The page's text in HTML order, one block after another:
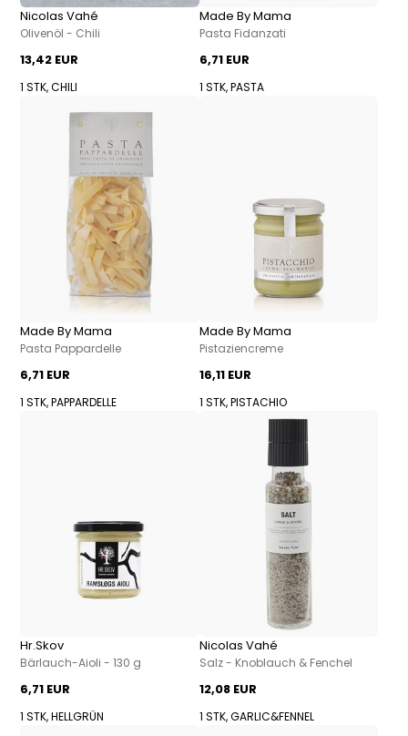
Nicolas Vahé
Olivenöl - Chili
13,42 EUR
1 STK, CHILI
Made By Mama
Pasta Fidanzati
6,71 EUR
1 STK, PASTA
Made By Mama
Pasta Pappardelle
6,71 EUR
1 STK, PAPPARDELLE
Made By Mama
Pistaziencreme
16,11 EUR
1 STK, PISTACHIO
Hr.Skov
Bärlauch-Aioli - 130 g
6,71 EUR
1 STK, HELLGRÜN
Nicolas Vahé
Salz - Knoblauch & Fenchel
12,08 EUR
1 STK, GARLIC&FENNEL